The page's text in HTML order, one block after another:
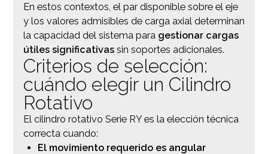
En estos contextos, el par disponible sobre el eje
y los valores admisibles de carga axial determinan
la capacidad del sistema para gestionar cargas
útiles significativassin soportes adicionales.
Criterios de selección:
cuándo elegir un Cilindro
Rotativo
El cilindro rotativo Serie RY es la elección técnica
correcta cuando:
El movimiento requerido es angular